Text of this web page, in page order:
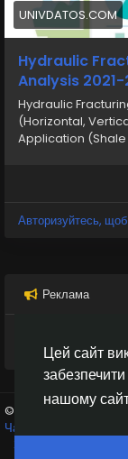
Цей сайт
нашому
UNIVDATOS.COM
Hydraulic
Analysis
Hydraulic
(Horizontal,
Application (Shale
Авторизуйтесь, щоб
Реклама
© 2026 Inter Black
Чат кімнати
Зв'яжіться з нами